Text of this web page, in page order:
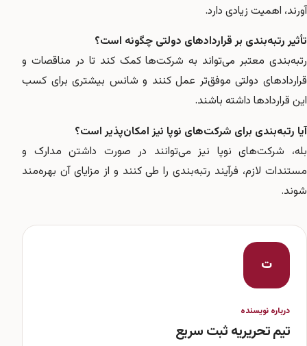
آورند، اهمیت زیادی دارد.
تأثیر رتبه‌بندی بر قراردادهای دولتی چگونه است؟
رتبه‌بندی معتبر می‌تواند به شرکت‌ها کمک کند تا در مناقصات و
قراردادهای دولتی موفق‌تر عمل کنند و شانس بیشتری برای کسب
این قراردادها داشته باشند.
آیا رتبه‌بندی برای شرکت‌های نوپا نیز امکان‌پذیر است؟
بله، شرکت‌های نوپا نیز می‌توانند در صورت داشتن مدارک و
مستندات لازم، فرآیند رتبه‌بندی را طی کنند و از مزایای آن بهره‌مند
شوند.
ت
درباره نویسنده
تیم تحریریه ثبت سریع